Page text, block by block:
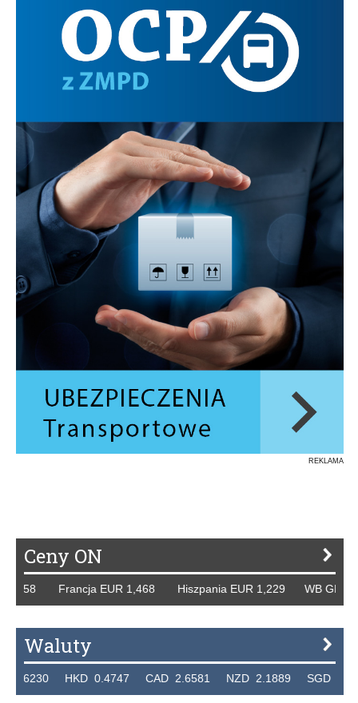
REKLAMA
Ceny ON
Francja EUR 1,468 Hiszpania EUR 1,229 WB GBP
Waluty
HKD 0.4747 CAD 2.6581 NZD 2.1889 SGD 2.9048